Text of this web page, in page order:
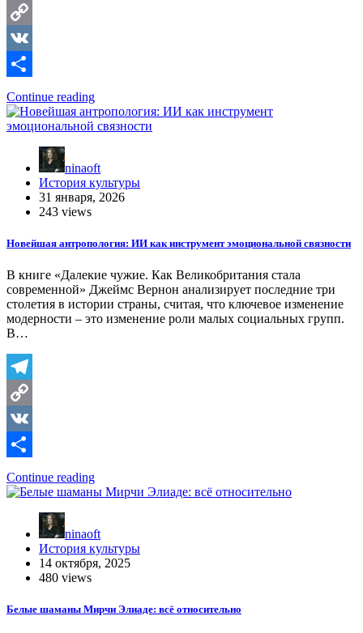
Telegram
Copy
Link
VK
Отправить
Continue reading
ninaoft
История культуры
31 января, 2026
243 views
Новейшая антропология: ИИ как инструмент эмоциональной связности
В книге «Далекие чужие. Как Великобритания стала
современной» Джеймс Вернон анализирует последние три
столетия в истории страны, считая, что ключевое изменение
модерности – это изменение роли малых социальных групп.
В…
Telegram
Copy
Link
VK
Отправить
Continue reading
ninaoft
История культуры
14 октября, 2025
480 views
Белые шаманы Мирчи Элиаде: всё относительно